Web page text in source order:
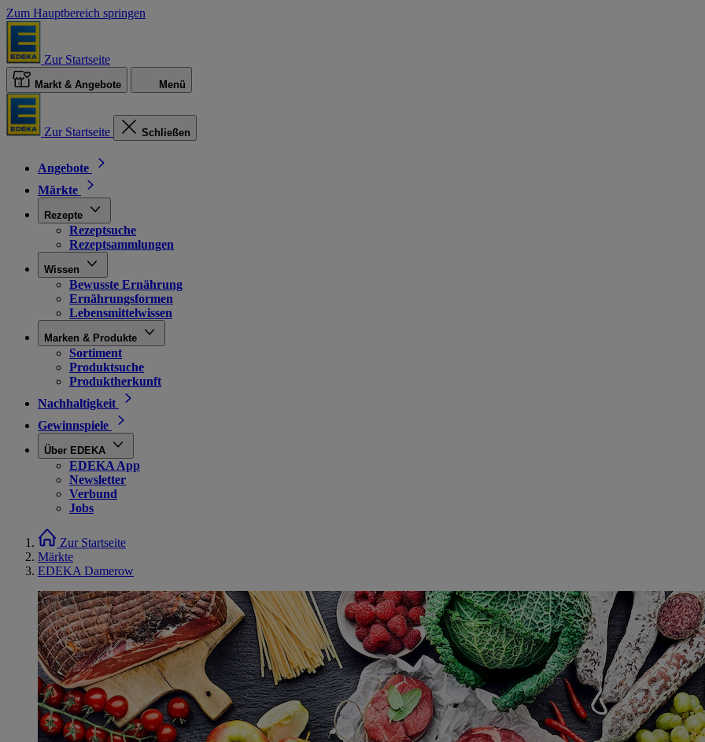
Zum Hauptbereich springen
Zur Startseite
Markt & Angebote Menü
Zur Startseite Schließen
Angebote
Märkte
Rezepte
Rezeptsuche
Rezeptsammlungen
Wissen
Bewusste Ernährung
Ernährungsformen
Lebensmittelwissen
Marken & Produkte
Sortiment
Produktsuche
Produktherkunft
Nachhaltigkeit
Gewinnspiele
Über EDEKA
EDEKA App
Newsletter
Verbund
Jobs
Zur Startseite
Märkte
EDEKA Damerow